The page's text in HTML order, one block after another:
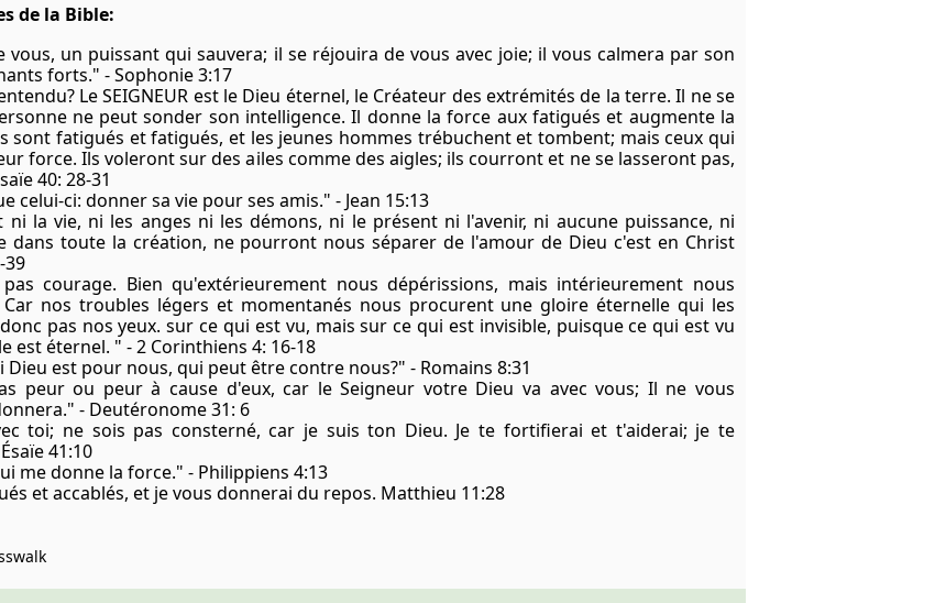
de la Bible:
vous, un puissant qui sauvera; il se réjouira de vous avec joie; il vous calmera par son
forts." - Sophonie 3:17
Le SEIGNEUR est le Dieu éternel, le Créateur des extrémités de la terre. Il ne se
ne peut sonder son intelligence. Il donne la force aux fatigués et augmente la
sont fatigués et fatigués, et les jeunes hommes trébuchent et tombent; mais ceux qui
force. Ils voleront sur des ailes comme des aigles; ils courront et ne se lasseront pas,
40: 28-31
celui-ci: donner sa vie pour ses amis." - Jean 15:13
la vie, ni les anges ni les démons, ni le présent ni l'avenir, ni aucune puissance, ni
toute la création, ne pourront nous séparer de l'amour de Dieu c'est en Christ
39
courage. Bien qu'extérieurement nous dépérissions, mais intérieurement nous
nos troubles légers et momentanés nous procurent une gloire éternelle qui les
pas nos yeux. sur ce qui est vu, mais sur ce qui est invisible, puisque ce qui est vu
est éternel. " - 2 Corinthiens 4: 16-18
est pour nous, qui peut être contre nous?" - Romains 8:31
peur ou peur à cause d'eux, car le Seigneur votre Dieu va avec vous; Il ne vous
- Deutéronome 31: 6
toi; ne sois pas consterné, car je suis ton Dieu. Je te fortifierai et t'aiderai; je te
41:10
me donne la force." - Philippiens 4:13
et accablés, et je vous donnerai du repos. Matthieu 11:28